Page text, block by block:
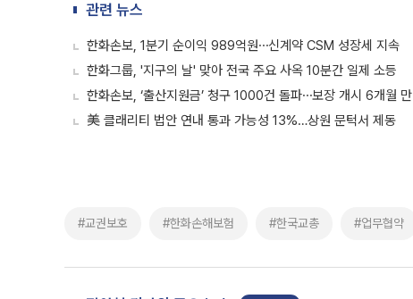
관련 뉴스
한화손보, 1분기 순이익 989억원⋯신계약 CSM 성장세 지속
한화그룹, '지구의 날' 맞아 전국 주요 사옥 10분간 일제 소등
한화손보, ‘출산지원금’ 청구 1000건 돌파⋯보장 개시 6개월 만
美 클래리티 법안 연내 통과 가능성 13%…상원 문턱서 제동
#교권보호 #한화손해보험 #한국교총 #업무협약